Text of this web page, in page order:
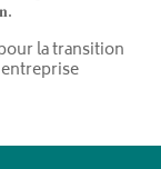
la transition